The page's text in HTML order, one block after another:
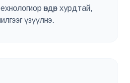
өндөр хурдтай,
үзүүлнэ.